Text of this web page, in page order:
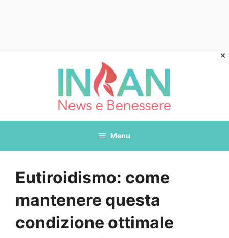
Menu
Eutiroidismo: come
mantenere questa
condizione ottimale